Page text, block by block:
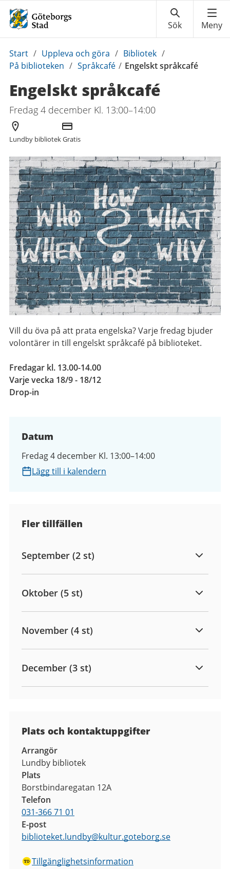
Du
är
Start / Uppleva och göra / Bibliotek /
På biblioteken / Språkcafé / Engelskt språkcafé
Engelskt språkcafé
Fredag 4 december Kl. 13:00–14:00
Arrangör
Lundby bibliotek
Kostnad
Gratis
Vill du öva på att prata engelska? Varje fredag bjuder
volontärer in till engelskt språkcafé på biblioteket.
Fredagar kl. 13.00-14.00
Varje vecka 18/9 - 18/12
Drop-in
Datum
Fredag 4 december Kl. 13:00–14:00
Lägg till i kalendern
Fler tillfällen
September (2 st)
Oktober (5 st)
November (4 st)
December (3 st)
Plats och kontaktuppgifter
Arrangör
Lundby bibliotek
Plats
Borstbindaregatan 12A
Telefon
031-366 71 01
E-post
biblioteket.lundby@kultur.goteborg.se
Tillgänglighetsinformation